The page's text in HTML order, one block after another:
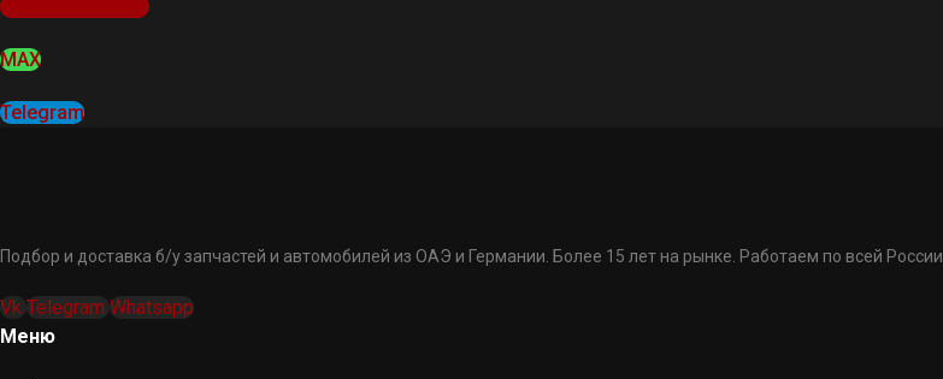
Оставить заявку
MAX
Telegram
Подбор и доставка б/у запчастей и автомобилей из ОАЭ и Германии. Более 15 лет на рынке. Работаем по всей России.
Vk Telegram Whatsapp
Меню